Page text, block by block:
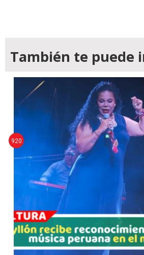
También te puede
920